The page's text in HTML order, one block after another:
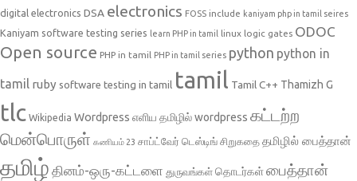
digital electronics DSA electronics FOSS include kaniyam php in tamil seires
Kaniyam software testing series learn PHP in tamil linux logic gates ODOC
Open source PHP in tamil PHP in tamil series python python in
tamil ruby software testing in tamil tamil Tamil C++ Thamizh G
tlc Wikipedia Wordpress எளிய தமிழில் wordpress கட்டற்ற
மென்பொருள் கணியம் 23 சாப்ட்வேர் டெஸ்டிங் சிறுகதை தமிழில் பைத்தான்
தமிழ் தினம்-ஒரு-கட்டளை துருவங்கள் தொடர்கள்பைத்தான்